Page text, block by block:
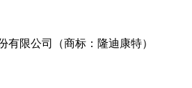
有限公司（商标：隆迪康特）